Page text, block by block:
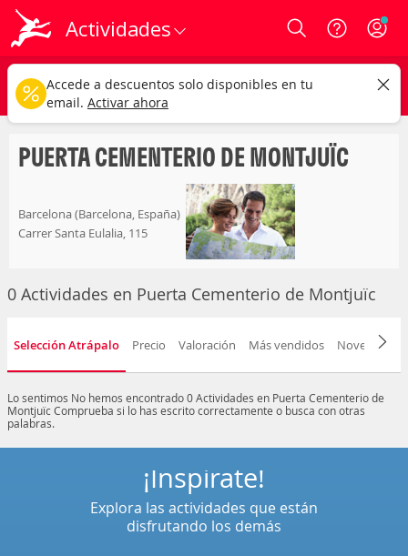
Actividades Login
puerta cementerio de montjuïc
Cualquier tipo Cualquier fecha
CAMBIAR
PUERTA CEMENTERIO DE MONTJUÏC
Barcelona (Barcelona, España)
Carrer Santa Eulalia, 115
0 Actividades en Puerta Cementerio de Montjuïc
Selección Atrápalo Precio Valoración Más vendidos Novedad
Lo sentimos No hemos encontrado 0 Actividades en Puerta Cementerio de
MontjuïcComprueba si lo has escrito correctamente o busca con otras
palabras.
¡Inspírate!
Explora las actividades que están
disfrutando los demás
Accede a descuentos solo disponibles en tu
email. Activar ahora